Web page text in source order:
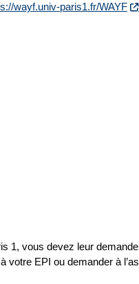
wayf.univ-paris1.fr/WAYF
1, vous devez leur
votre EPI ou demander à